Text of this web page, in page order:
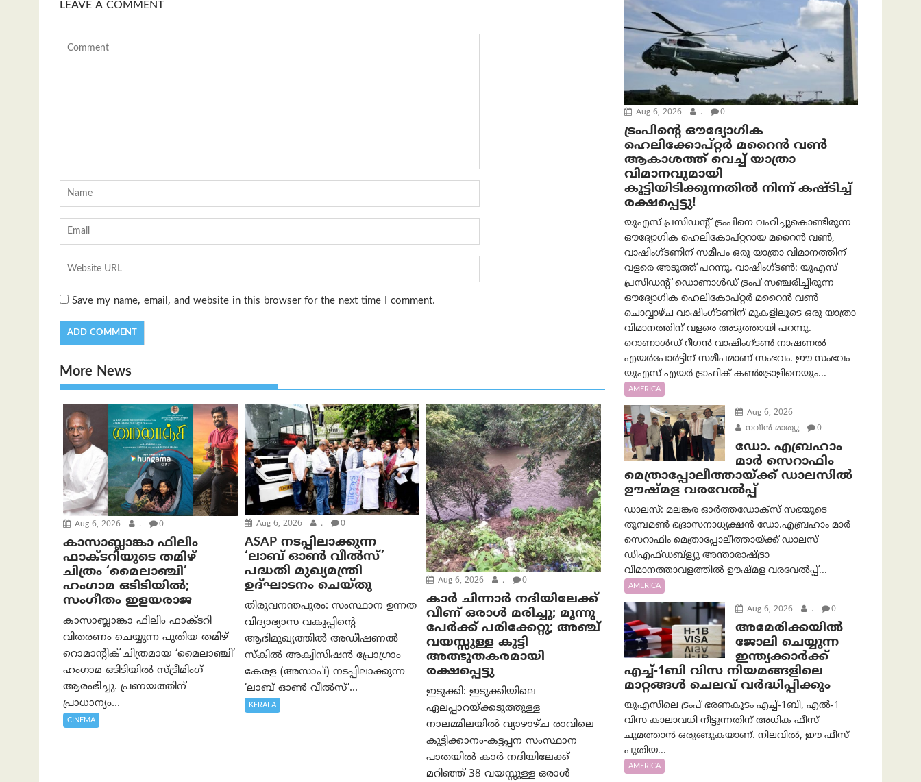
LEAVE A COMMENT
Save my name, email, and website in this browser for the next time I comment.
More News
Aug 6, 2026 . 0
കാസാബ്ലാങ്കാ ഫിലിം
ഫാക്ടറിയുടെ തമിഴ്
ചിത്രം ‘മൈലാഞ്ചി’
ഹംഗാമ ഒടിടിയിൽ;
സംഗീതം ഇളയരാജ
കാസാബ്ലാങ്കാ ഫിലിം ഫാക്ടറി
വിതരണം ചെയ്യുന്ന പുതിയ തമിഴ്
റൊമാന്റിക് ചിത്രമായ ‘മൈലാഞ്ചി’
ഹംഗാമ ഒടിടിയിൽ സ്ട്രീമിംഗ്
ആരംഭിച്ചു. പ്രണയത്തിന്
പ്രാധാന്യം...
CINEMA
Aug 6, 2026 . 0
ASAP നടപ്പിലാക്കുന്ന
‘ലാബ് ഓൺ വീൽസ്’
പദ്ധതി മുഖ്യമന്ത്രി
ഉദ്ഘാടനം ചെയ്തു
തിരുവനന്തപുരം: സംസ്ഥാന ഉന്നത
വിദ്യാഭ്യാസ വകുപ്പിന്റെ
ആഭിമുഖ്യത്തിൽ അഡീഷണൽ
സ്കിൽ അക്വിസിഷൻ പ്രോഗ്രാം
കേരള (അസാപ്) നടപ്പിലാക്കുന്ന
‘ലാബ് ഓൺ വീൽസ്’...
KERALA
Aug 6, 2026 . 0
കാര്‍ ചിന്നാര്‍ നദിയിലേക്ക്
വീണ് ഒരാള്‍ മരിച്ചു; മൂന്നു
പേര്‍ക്ക് പരിക്കേറ്റു; അഞ്ച്
വയസ്സുള്ള കുട്ടി
അത്ഭുതകരമായി
രക്ഷപ്പെട്ടു
ഇടുക്കി: ഇടുക്കിയിലെ
ഏലപ്പാറയ്ക്കടുത്തുള്ള
നാലമ്മിലയിൽ വ്യാഴാഴ്ച രാവിലെ
കുട്ടിക്കാനം-കട്ടപ്പന സംസ്ഥാന
പാതയിൽ കാർ നദിയിലേക്ക്
മറിഞ്ഞ് 38 വയസ്സുള്ള ഒരാൾ
Aug 6, 2026 . 0
ട്രം‌പിന്റെ ഔദ്യോഗിക
ഹെലിക്കോപ്റ്റര്‍ മറൈന്‍ വണ്‍
ആകാശത്ത് വെച്ച് യാത്രാ
വിമാനവുമായി
കൂട്ടിയിടിക്കുന്നതിൽ നിന്ന് കഷ്ടിച്ച്
രക്ഷപ്പെട്ടു!
യുഎസ് പ്രസിഡന്റ് ട്രംപിനെ വഹിച്ചുകൊണ്ടിരുന്ന
ഔദ്യോഗിക ഹെലികോപ്റ്ററായ മറൈൻ വൺ,
വാഷിംഗ്ടണിന് സമീപം ഒരു യാത്രാ വിമാനത്തിന്
വളരെ അടുത്ത് പറന്നു. വാഷിംഗ്ടണ്‍: യുഎസ്
പ്രസിഡന്റ് ഡൊണാൾഡ് ട്രംപ് സഞ്ചരിച്ചിരുന്ന
ഔദ്യോഗിക ഹെലികോപ്റ്റർ മറൈൻ വൺ
ചൊവ്വാഴ്ച വാഷിംഗ്ടണിന് മുകളിലൂടെ ഒരു യാത്രാ
വിമാനത്തിന് വളരെ അടുത്തായി പറന്നു.
റൊണാൾഡ് റീഗൻ വാഷിംഗ്ടൺ നാഷണൽ
എയർപോർട്ടിന് സമീപമാണ് സംഭവം. ഈ സംഭവം
യുഎസ് എയർ ട്രാഫിക് കൺട്രോളിനെയും...
AMERICA
Aug 6, 2026
നവീൻ മാത്യു
0
ഡോ. എബ്രഹാം
മാർ സെറാഫിം
മെത്രാപ്പോലീത്തായ്ക്ക് ഡാലസിൽ
ഊഷ്മള വരവേൽപ്പ്
ഡാലസ്: മലങ്കര ഓർത്തഡോക്സ് സഭയുടെ
തുമ്പമൺ ഭദ്രാസനാധ്യക്ഷൻ ഡോ.എബ്രഹാം മാർ
സെറാഫിം മെത്രാപ്പോലീത്തായ്ക്ക് ഡാലസ്
ഡിഎഫ്ഡബ്ള്യു അന്താരാഷ്ട്രാ
വിമാനത്താവളത്തിൽ ഊഷ്മള വരവേൽപ്പ്...
AMERICA
Aug 6, 2026 . 0
അമേരിക്കയില്‍
ജോലി ചെയ്യുന്ന
ഇന്ത്യക്കാർക്ക്
എച്ച്-1ബി വിസ നിയമങ്ങളിലെ
മാറ്റങ്ങൾ ചെലവ് വർദ്ധിപ്പിക്കും
യുഎസിലെ ട്രംപ് ഭരണകൂടം എച്ച്-1ബി, എൽ-1
വിസ കാലാവധി നീട്ടുന്നതിന് അധിക ഫീസ്
ചുമത്താൻ ഒരുങ്ങുകയാണ്. നിലവിൽ, ഈ ഫീസ്
പുതിയ...
AMERICA